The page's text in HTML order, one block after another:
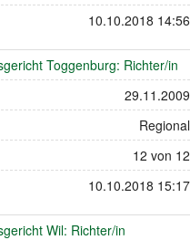
10.10.2018 14:56
Toggenburg: Richter/in
29.11.2009
Regional
12 von 12
10.10.2018 15:17
Wil: Richter/in